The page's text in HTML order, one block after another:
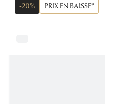
-20%
PRIX EN BAISSE*